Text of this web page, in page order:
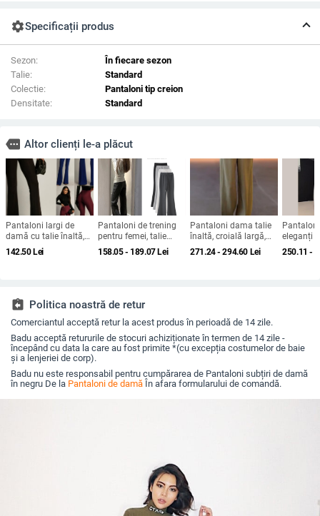
settingsSpecificații produs
Sezon:
În fiecare sezon
Talie:
Standard
Colectie:
Pantaloni tip creion
Densitate:
Standard
more Altor clienți le-a plăcut
Pantaloni largi de
damă cu talie înaltă,
poliester cu spandex,
micro-elasticitate, stil
142.50Lei
Pantaloni de trening
pentru femei, talie
înaltă, căptușeală din
fleece, design
158.05 - 189.07Lei
Pantaloni dama talie
înaltă, croială largă,
amestec bumbac-
poliester, lungi, casual,
271.24 - 294.60Lei
eleganți
croială
lână, cu
250.11 -
assignment_return Politica noastră de retur
Comerciantul acceptă retur la acest produs în perioadă de 14 zile.
Badu acceptă retururile de stocuri achiziționate în termen de 14 zile -
începând cu data la care au fost primite *(cu excepția costumelor de baie
și a lenjeriei de corp).
Badu nu este responsabil pentru cumpărarea de Pantaloni subțiri de damă
în negru De la Pantaloni de damă În afara formularului de comandă.